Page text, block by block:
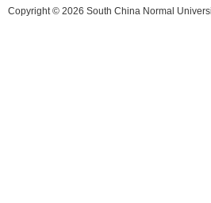
Copyright © 2026 South China Normal